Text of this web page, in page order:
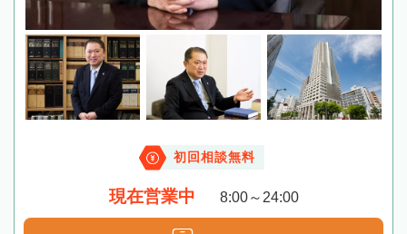
初回相談無料
現在営業中 8:00～24:00